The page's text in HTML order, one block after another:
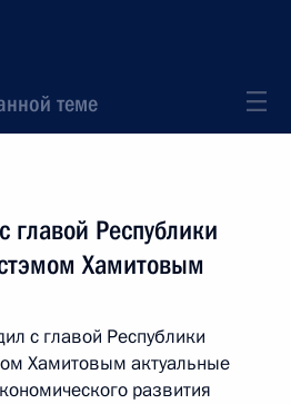
теме
главой Республики
Хамитовым
с главой Республики
Хамитовым актуальные
развития